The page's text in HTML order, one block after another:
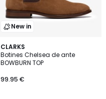
New in
CLARKS
Botines Chelsea de ante
BOWBURN TOP
99.95 €